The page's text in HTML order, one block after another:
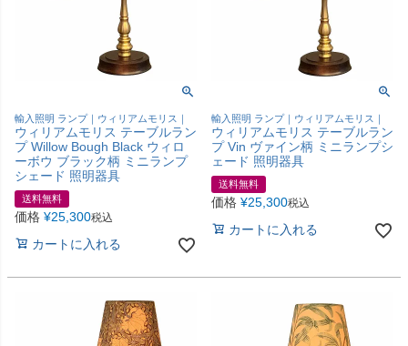
輸入照明 ランプ｜ウィリアムモリス｜
ウィリアムモリス テーブルラン
プ Willow Bough Black ウィロ
ーボウ ブラック柄 ミニランプ
シェード 照明器具
送料無料
価格 ¥25,300税込
カートに入れる
輸入照明 ランプ｜ウィリアムモリス｜
ウィリアムモリス テーブルラン
プ Vin ヴァイン柄 ミニランプシ
ェード 照明器具
送料無料
価格 ¥25,300税込
カートに入れる